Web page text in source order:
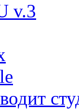
v.3